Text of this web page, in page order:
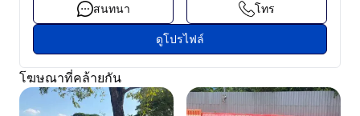
สนทนา
โทร
ดูโปรไฟล์
โฆษณาที่คล้ายกัน